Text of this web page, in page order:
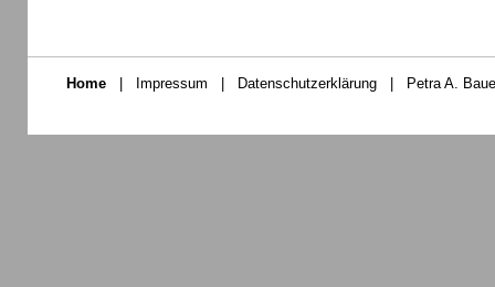
Home Impressum Datenschutzerklärung Petra A.